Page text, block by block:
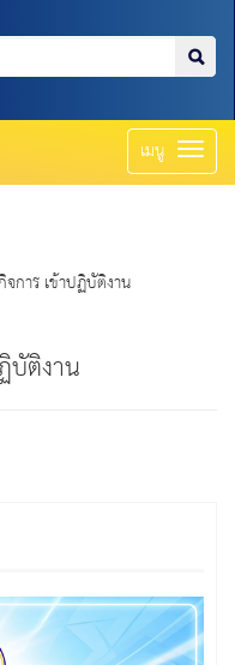
เมนู Toggle
การ เข้าปฏิบัติงาน
บัติงาน